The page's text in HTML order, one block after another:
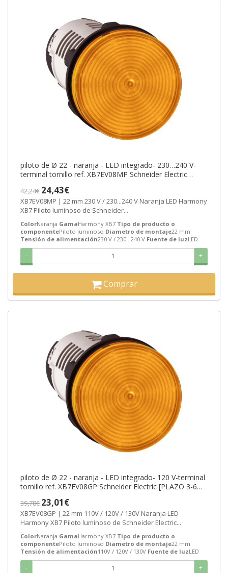
piloto de Ø 22 - naranja - LED integrado- 230…240 V-
terminal tornillo ref. XB7EV08MP Schneider Electric
42,24€ 24,43€
XB7EV08MP | 22 mm 230 V / 230...240 V Naranja LED Harmony
XB7 Piloto luminoso de Schneider...
ColorNaranja GamaHarmony XB7 Tipo de producto o
componentePiloto luminoso Diametro de montaje22 mm
Tensión de alimentación230 V / 230...240 V Fuente de luzLED
- +
Comprar
piloto de Ø 22 - naranja - LED integrado- 120 V-terminal
tornillo ref. XB7EV08GP Schneider Electric [PLAZO 3-6
39,78€ 23,01€
XB7EV08GP | 22 mm 110V / 120V / 130V Naranja LED
Harmony XB7 Piloto luminoso de Schneider Electric...
ColorNaranja GamaHarmony XB7 Tipo de producto o
componentePiloto luminoso Diametro de montaje22 mm
Tensión de alimentación110V / 120V / 130V Fuente de luzLED
- +